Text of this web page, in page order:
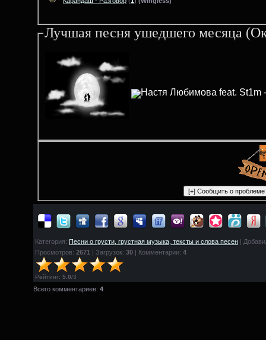
Лучшая песня ушедшего месяца
Настя Любимова feat.
Категория: Песни о грусти, грустная музыка, тексты и слова песен |
Просмотров: 2671 | Загрузок: 30 | Комментарии: 4
Рейтинг: 5.0/3
Всего комментариев: 4